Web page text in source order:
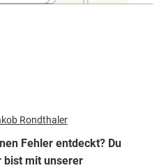
Rondthaler
Fehler entdeckt? Du
bist mit unserer